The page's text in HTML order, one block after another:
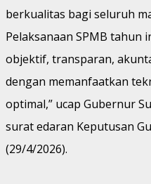
berkualitas bagi seluruh
Pelaksanaan SPMB tahun
objektif, transparan,
dengan memanfaatkan
optimal,” ucap Gubernur
surat edaran Keputusan
(29/4/2026).